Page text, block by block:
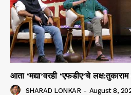
आता ‘मद्या’वरही ‘एफडीए’चे
SHARAD LONKAR - August 8,